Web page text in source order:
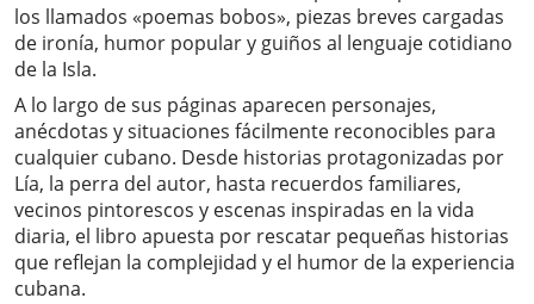
los llamados «poemas bobos», piezas breves cargadas
de ironía, humor popular y guiños al lenguaje cotidiano
de la Isla.
A lo largo de sus páginas aparecen personajes,
anécdotas y situaciones fácilmente reconocibles para
cualquier cubano. Desde historias protagonizadas por
Lía, la perra del autor, hasta recuerdos familiares,
vecinos pintorescos y escenas inspiradas en la vida
diaria, el libro apuesta por rescatar pequeñas historias
que reflejan la complejidad y el humor de la experiencia
cubana.